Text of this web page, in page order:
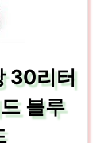
30리터
블루